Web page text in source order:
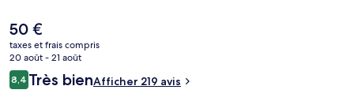
Le
prix
actuel
est
de
50 €
taxes et frais compris
20 août - 21 août
Avis
voyageurs
8,48,4 sur 10
Très bienAfficher 219 avis